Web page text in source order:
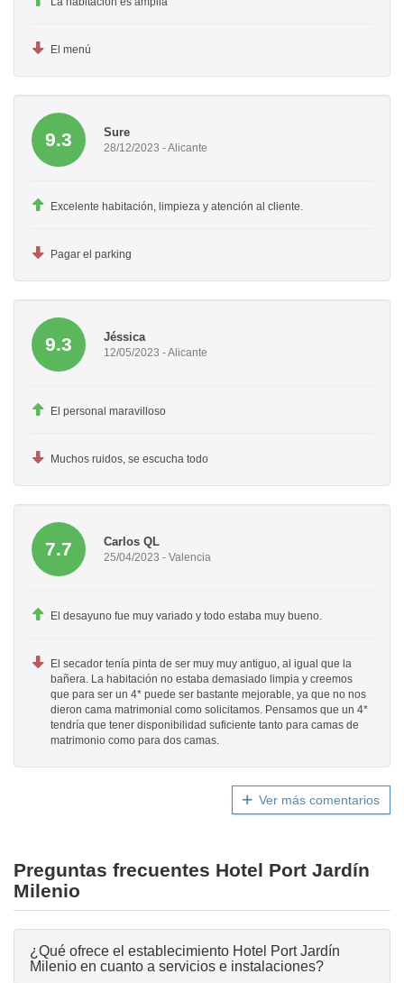
El menú
9.3 Sure
28/12/2023 - Alicante
Excelente habitación, limpieza y atención al cliente.
Pagar el parking
9.3 Jéssica
12/05/2023 - Alicante
El personal maravilloso
Muchos ruidos, se escucha todo
7.7 Carlos QL
25/04/2023 - Valencia
El desayuno fue muy variado y todo estaba muy bueno.
El secador tenía pinta de ser muy muy antiguo, al igual que la
bañera. La habitación no estaba demasiado limpia y creemos
que para ser un 4* puede ser bastante mejorable, ya que no nos
dieron cama matrimonial como solicitamos. Pensamos que un 4*
tendría que tener disponibilidad suficiente tanto para camas de
matrimonio como para dos camas.
Ver más comentarios
Preguntas frecuentes Hotel Port Jardín
Milenio
¿Qué ofrece el establecimiento Hotel Port Jardín
Milenio en cuanto a servicios e instalaciones?